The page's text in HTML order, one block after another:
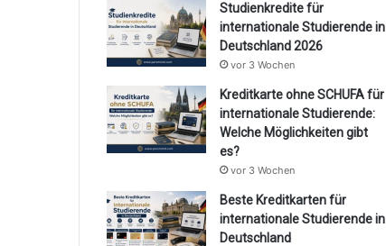
Studienkredite für
internationale Studierende in
Deutschland 2026
vor 3 Wochen
Kreditkarte ohne SCHUFA für
internationale Studierende:
Welche Möglichkeiten gibt
es?
vor 3 Wochen
Beste Kreditkarten für
internationale Studierende in
Deutschland